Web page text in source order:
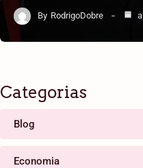
By RodrigoDobre
Categorias
Blog
Economia